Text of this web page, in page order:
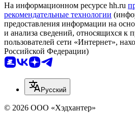
На информационном ресурсе hh.ru
рекомендательные технологии
предоставления информации на
и анализа сведений, относящихся к
пользователей сети «Интернет»,
Российской Федерации)
Русский
© 2026 ООО «Хэдхантер»